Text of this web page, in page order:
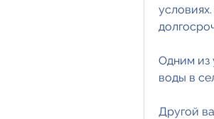
Одним из
воды в
Другой